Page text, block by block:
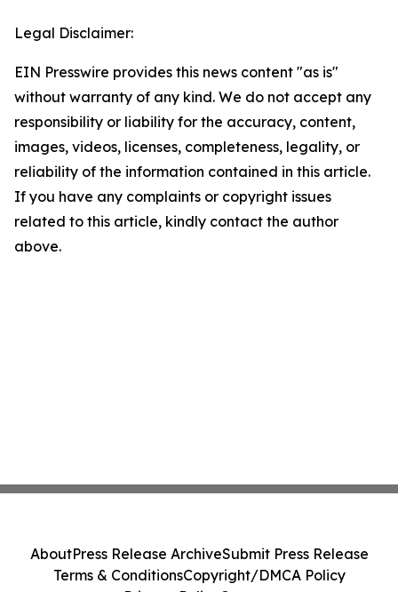
Legal Disclaimer:
EIN Presswire provides this news content "as is"
without warranty of any kind. We do not accept any
responsibility or liability for the accuracy, content,
images, videos, licenses, completeness, legality, or
reliability of the information contained in this article.
If you have any complaints or copyright issues
related to this article, kindly contact the author
above.
AboutPress Release ArchiveSubmit Press Release
Terms & ConditionsCopyright/DMCA Policy